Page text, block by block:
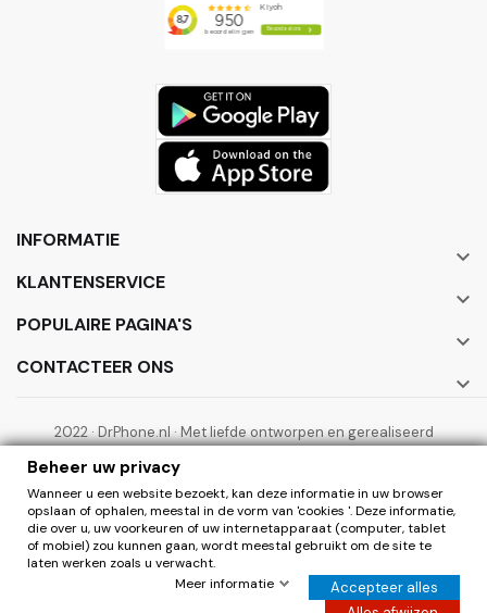
INFORMATIE

KLANTENSERVICE

POPULAIRE PAGINA'S

CONTACTEER ONS

2022 · DrPhone.nl · Met liefde ontworpen en gerealiseerd
0
Beheer uw privacy
Wanneer u een website bezoekt, kan deze informatie in uw browser
opslaan of ophalen, meestal in de vorm van 'cookies '. Deze informatie,
die over u, uw voorkeuren of uw internetapparaat (computer, tablet
of mobiel) zou kunnen gaan, wordt meestal gebruikt om de site te
laten werken zoals u verwacht.
Meer informatie
Accepteer alles